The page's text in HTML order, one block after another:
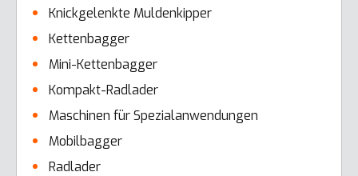
Knickgelenkte Muldenkipper
Kettenbagger
Mini-Kettenbagger
Kompakt-Radlader
Maschinen für Spezialanwendungen
Mobilbagger
Radlader